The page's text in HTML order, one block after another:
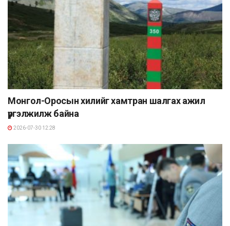
Монгол-Оросын хилийг хамтран шалгах ажил
үргэлжилж байна
2026-07-30 12:28